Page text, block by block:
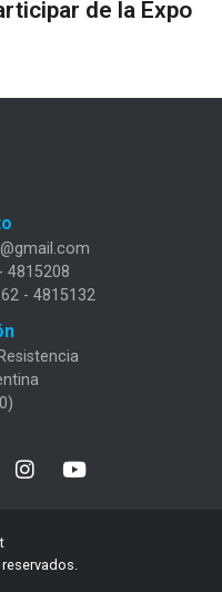
de la Expo
4815208
- 4815132